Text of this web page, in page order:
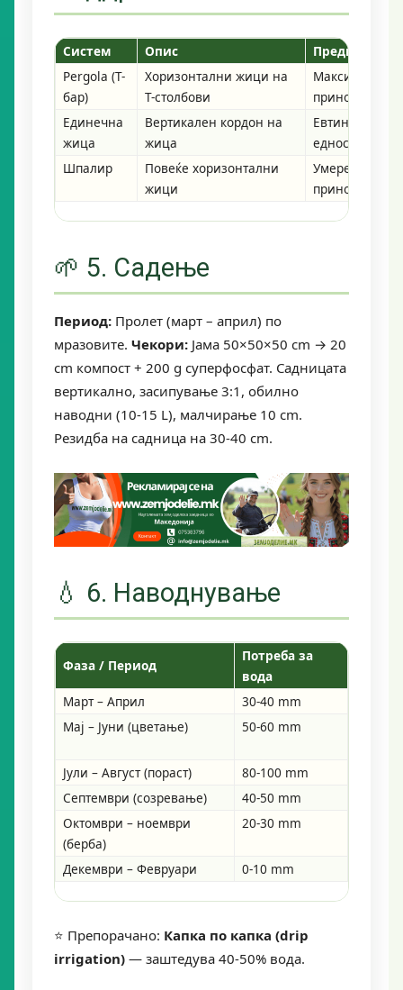
Систем Опис
Предност
Pergola (Т-
бар)
Хоризонтални жици на
Т-столбови
Максимален
принос
Единечна
жица
Вертикален кордон на
жица
Евтина,
едноставна
Шпалир
Повеќе хоризонтални
жици
Умерен
принос
🌱 5. Садење
Период: Пролет (март – април) по
мразовите. Чекори: Јама 50×50×50 cm → 20
cm компост + 200 g суперфосфат. Садницата
вертикално, засипување 3:1, обилно
наводни (10-15 L), малчирање 10 cm.
Резидба на садница на 30-40 cm.
💧 6. Наводнување
Фаза / Период
Потреба за
вода
Март – Април 30-40 mm
Мај – Јуни (цветање)
50-60 mm
Јули – Август (пораст)
80-100 mm
Септември (созревање)
40-50 mm
Октомври – ноември
(берба)
20-30 mm
Декември – Февруари 0-10 mm
⭐ Препорачано: Капка по капка (drip
irrigation) — заштедува 40-50% вода.